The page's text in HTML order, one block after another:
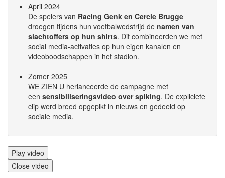
April 2024
De spelers van Racing Genk en Cercle Brugge
droegen tijdens hun voetbalwedstrijd de namen van
slachtoffers op hun shirts. Dit combineerden we met
social media-activaties op hun eigen kanalen en
videoboodschappen in het stadion.
Zomer 2025
WE ZIEN U herlanceerde de campagne met
een sensibiliseringsvideo over spiking. De expliciete
clip werd breed opgepikt in nieuws en gedeeld op
sociale media.
Filmbestand
Play video
Close video